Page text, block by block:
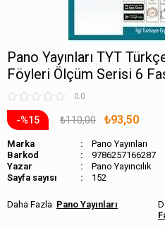
Pano Yayınları TYT
Föyleri Ölçüm Serisi 6
0.0
15 ₺110,00 ₺93,50
Marka
Pano Yayınları
Barkod
9786257166287
Pano Yayıncılık
Sayfa sayısı
152
Pano Yayınları